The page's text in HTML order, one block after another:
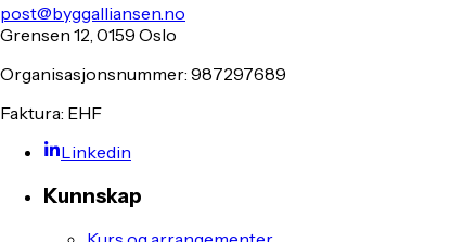
post@byggalliansen.no
Grensen 12, 0159 Oslo
Organisasjonsnummer: 987297689
Faktura: EHF
Linkedin
Kunnskap